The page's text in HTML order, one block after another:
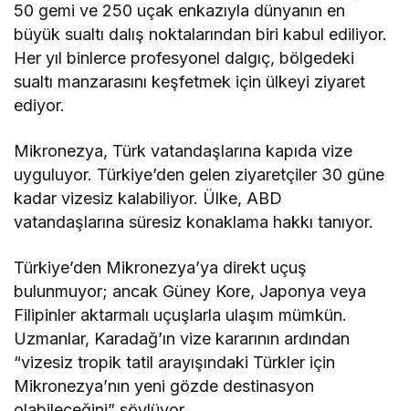
50 gemi ve 250 uçak enkazıyla dünyanın en
büyük sualtı dalış noktalarından biri kabul ediliyor.
Her yıl binlerce profesyonel dalgıç, bölgedeki
sualtı manzarasını keşfetmek için ülkeyi ziyaret
ediyor.
Mikronezya, Türk vatandaşlarına kapıda vize
uyguluyor. Türkiye’den gelen ziyaretçiler 30 güne
kadar vizesiz kalabiliyor. Ülke, ABD
vatandaşlarına süresiz konaklama hakkı tanıyor.
Türkiye’den Mikronezya’ya direkt uçuş
bulunmuyor; ancak Güney Kore, Japonya veya
Filipinler aktarmalı uçuşlarla ulaşım mümkün.
Uzmanlar, Karadağ’ın vize kararının ardından
“vizesiz tropik tatil arayışındaki Türkler için
Mikronezya’nın yeni gözde destinasyon